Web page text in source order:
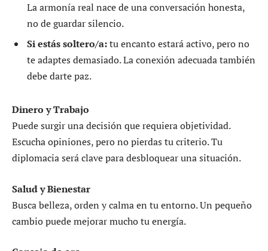
La armonía real nace de una conversación honesta,
no de guardar silencio.
Si estás soltero/a:tu encanto estará activo, pero no
te adaptes demasiado. La conexión adecuada también
debe darte paz.
Dinero y Trabajo
Puede surgir una decisión que requiera objetividad.
Escucha opiniones, pero no pierdas tu criterio. Tu
diplomacia será clave para desbloquear una situación.
Salud y Bienestar
Busca belleza, orden y calma en tu entorno. Un pequeño
cambio puede mejorar mucho tu energía.